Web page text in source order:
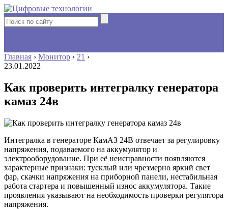
Главная › Монитор › 21 ›
23.01.2022
Как проверить интегралку генератора
камаз 24в
Интегралка в генераторе КамАЗ 24В отвечает за регулировку
напряжения, подаваемого на аккумулятор и
электрооборудование. При её неисправности появляются
характерные признаки: тусклый или чрезмерно яркий свет
фар, скачки напряжения на приборной панели, нестабильная
работа стартера и повышенный износ аккумулятора. Такие
проявления указывают на необходимость проверки регулятора
напряжения.